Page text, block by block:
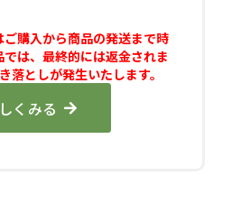
購入から商品の発送まで時
は、最終的には返金されま
落としが発生いたします。
くみる